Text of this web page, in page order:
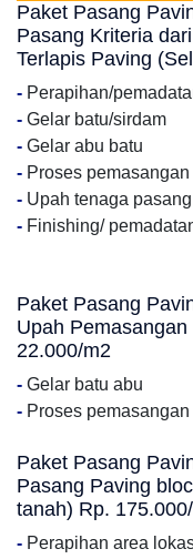
Paket Pasang
Pasang Kriteria
Terlapis Paving
- Perapihan/
- Gelar batu/sirdam
- Gelar abu batu
- Proses
- Upah tenaga pasang
- Finishing/
Paket Pasang
Upah
22.000/m2
- Gelar batu abu
- Proses
Paket Pasang
Pasang Paving
tanah) Rp.
- Perapihan area